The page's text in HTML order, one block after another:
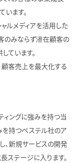
ます。
ルメディアを活用した
のみならず潜在顧客の
ています。
客売上を最大化する
ングに強みを持つ当
を持つベステル社のア
、新規サービスの開発
ステージに入ります。